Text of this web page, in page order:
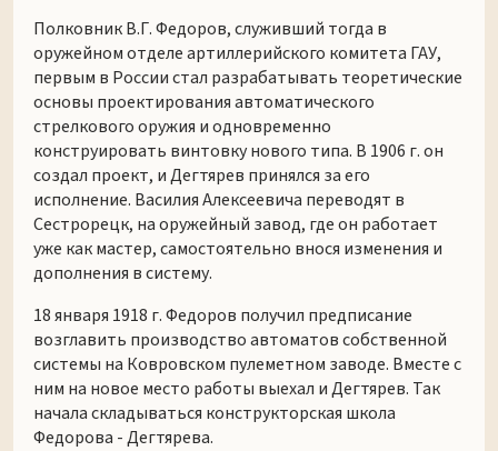
Полковник В.Г. Федоров, служивший тогда в
оружейном отделе артиллерийского комитета ГАУ,
первым в России стал разрабатывать теоретические
основы проектирования автоматического
стрелкового оружия и одновременно
конструировать винтовку нового типа. В 1906 г. он
создал проект, и Дегтярев принялся за его
исполнение. Василия Алексеевича переводят в
Сестрорецк, на оружейный завод, где он работает
уже как мастер, самостоятельно внося изменения и
дополнения в систему.
18 января 1918 г. Федоров получил предписание
возглавить производство автоматов собственной
системы на Ковровском пулеметном заводе. Вместе с
ним на новое место работы выехал и Дегтярев. Так
начала складываться конструкторская школа
Федорова - Дегтярева.